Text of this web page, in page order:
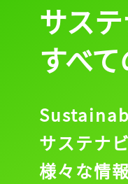
サス
すべ
サステナ
様々な情